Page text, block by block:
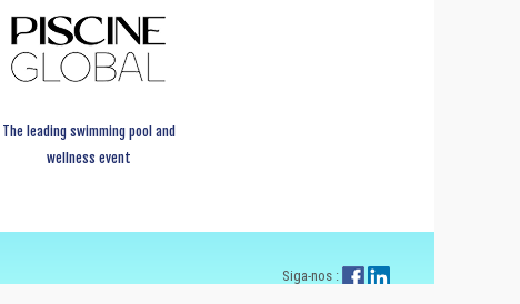
The leading swimming pool and
wellness event
Siga-nos :